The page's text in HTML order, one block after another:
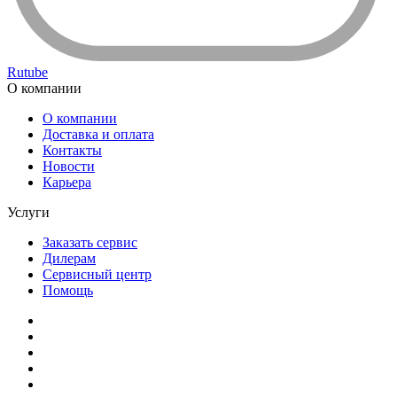
Rutube
О компании
О компании
Доставка и оплата
Контакты
Новости
Карьера
Услуги
Заказать сервис
Дилерам
Сервисный центр
Помощь